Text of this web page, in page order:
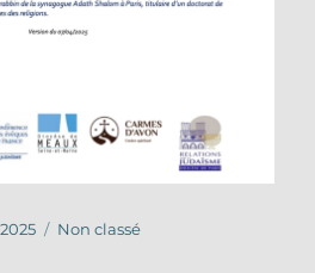
Catégories
Non classé